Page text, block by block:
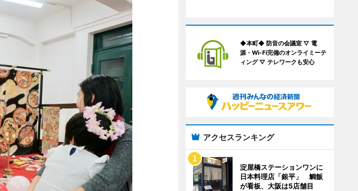
◆本町◆ 防音の会議室 ▽ 電
源・Wi-Fi完備のオンライミーテ
ィング ▽ テレワークも安心
アクセスランキング
淀屋橋ステーションワンに
日本料理店「銀平」 鯛飯
が看板、大阪は5店舗目